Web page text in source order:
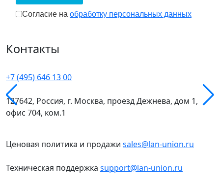
Согласие на обработку персональных
Согласие на обработку персональных данных
Контакты
+7 (495) 646 13 00
127642, Россия, г. Москва, проезд Дежнева, дом 1,
офис 704, ком.1
Ценовая политика и продажи sales@lan-union.ru
Техническая поддержка support@lan-union.ru